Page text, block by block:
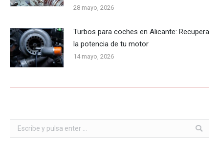
28 mayo, 2026
Turbos para coches en Alicante: Recupera
la potencia de tu motor
14 mayo, 2026
Buscar: